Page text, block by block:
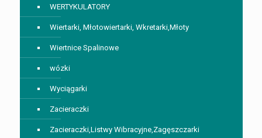
WERTYKULATORY
Wiertarki, Młotowiertarki, Wkretarki,Młoty
Wiertnice Spalinowe
wózki
Wyciągarki
Zacieraczki
Zacieraczki,Listwy Wibracyjne,Zagęszczarki